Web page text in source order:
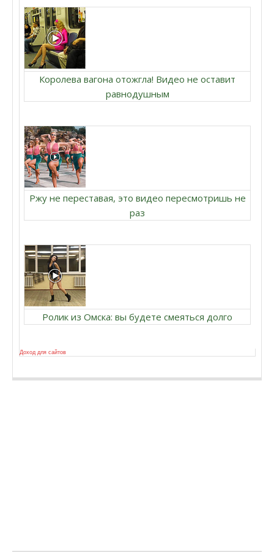
Королева вагона отожгла! Видео не оставит
равнодушным
Ржу не переставая, это видео пересмотришь не
раз
Ролик из Омска: вы будете смеяться долго
Доход для сайтов